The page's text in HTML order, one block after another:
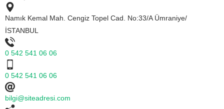
Namık Kemal Mah. Cengiz Topel Cad. No:33/A Ümraniye/
İSTANBUL
0 542 541 06 06
0 542 541 06 06
bilgi@siteadresi.com